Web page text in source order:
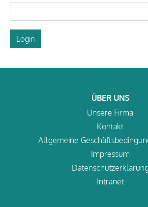
Login
ÜBER UNS
Unsere Firma
Kontakt
Allgemeine
Impressum
Datenschutzerklärung
Intranet